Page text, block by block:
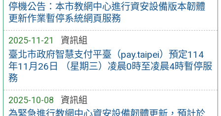
停機公告：本市教網中心進行資安設備版本韌體
更新作業暫停系統網頁服務
2025-11-21 資訊組
臺北市政府智慧支付平臺（pay.taipei）預定114
年11月26日 （星期三）凌晨0時至凌晨4時暫停服
務
2025-10-08 資訊組